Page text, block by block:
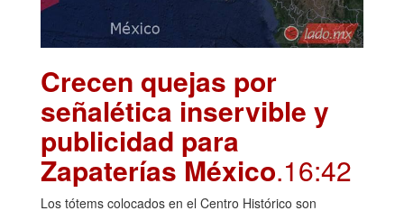
Crecen quejas por
señalética inservible y
publicidad para
Zapaterías México.16:42
Los tótems colocados en el Centro Histórico son